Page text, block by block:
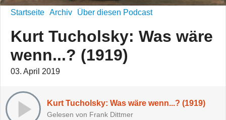
Startseite Archiv Über diesen Podcast
Kurt Tucholsky: Was wäre
wenn...? (1919)
03. April 2019
Kurt Tucholsky: Was wäre wenn...? (1919)
Gelesen von Frank Dittmer